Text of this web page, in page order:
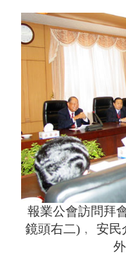
報業公會訪問拜
鏡頭右二)﹐ 安